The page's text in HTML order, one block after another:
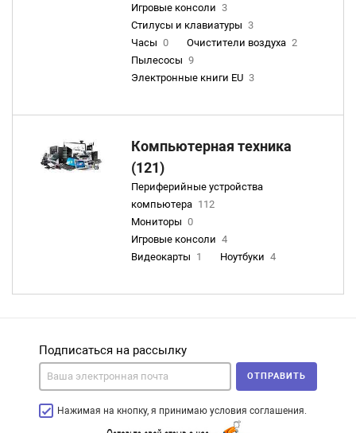
Игровые консоли 3
Стилусы и клавиатуры 3
Часы 0 Очистители воздуха 2
Пылесосы 9
Электронные книги EU 3
Компьютерная техника
(121)
Периферийные устройства
компьютера 112
Мониторы 0
Игровые консоли 4
Видеокарты 1 Ноутбуки 4
Подписаться на рассылку
Нажимая на кнопку, я принимаю условия соглашения.
ОТПРАВИТЬ